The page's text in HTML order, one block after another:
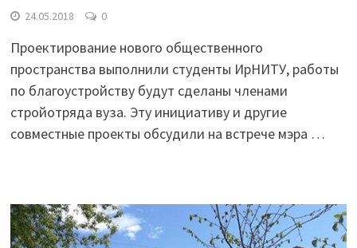
24.05.2018 0
Проектирование нового общественного
пространства выполнили студенты ИрНИТУ, работы
по благоустройству будут сделаны членами
стройотряда вуза. Эту инициативу и другие
совместные проекты обсудили на встрече мэра …